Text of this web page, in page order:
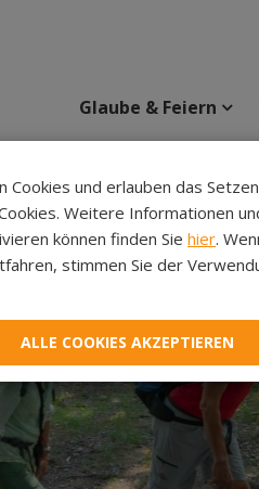
Glaube & Feiern
Cookies und erlauben das
Weitere Informationen
können finden Sie hier.
stimmen Sie der
ALLE COOKIES AKZEPTIEREN